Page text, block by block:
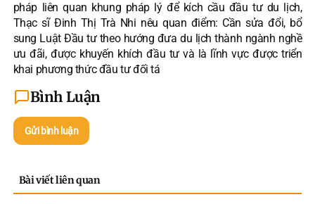
pháp liên quan khung pháp lý để kích cầu đầu tư du lịch,
Thạc sĩ Đinh Thị Trà Nhi nêu quan điểm: Cần sửa đổi, bổ
sung Luật Đầu tư theo hướng đưa du lịch thành ngành nghề
ưu đãi, được khuyến khích đầu tư và là lĩnh vực được triển
khai phương thức đầu tư đối tá
Bình Luận
Gửi bình luận
Bài viết liên quan